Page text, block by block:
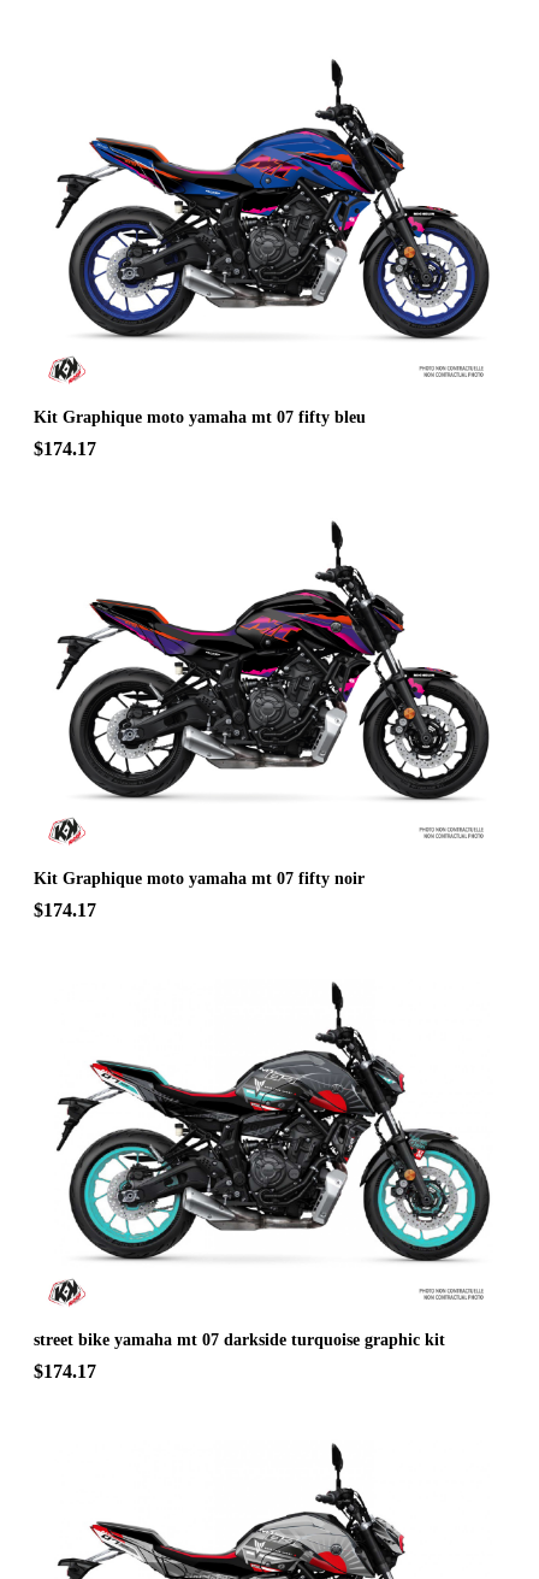
Kit Graphique moto yamaha mt 07 fifty bleu
$174.17
Kit Graphique moto yamaha mt 07 fifty noir
$174.17
street bike yamaha mt 07 darkside turquoise graphic kit
$174.17